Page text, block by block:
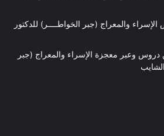
والمعراج (جبر الخواطــــر) للدكتور
دروس وعبر معجزة الإسراء والمعراج (جبر